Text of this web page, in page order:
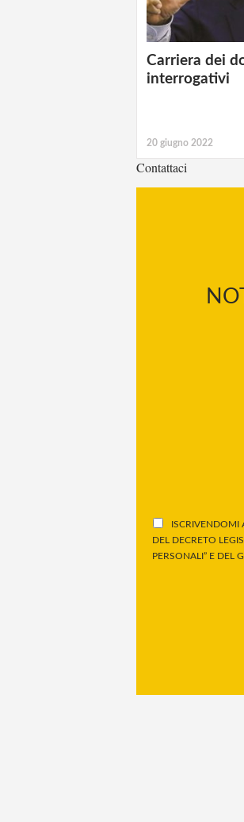
Carriera dei
interrogativi
20 giugno 2022
Contattaci
ISCRIVENDOMI
DEL DECRETO
PERSONALI” E DEL